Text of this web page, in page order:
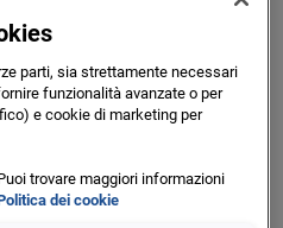
del merito creditizio
vasto set informativo
ed elaborato grazie ad
e machine learning.
alla valutazione della
e della relativa
parti, sia strettamente necessari
funzionalità avanzate o per
e cookie di marketing per
trovare maggiori informazioni
dei cookie